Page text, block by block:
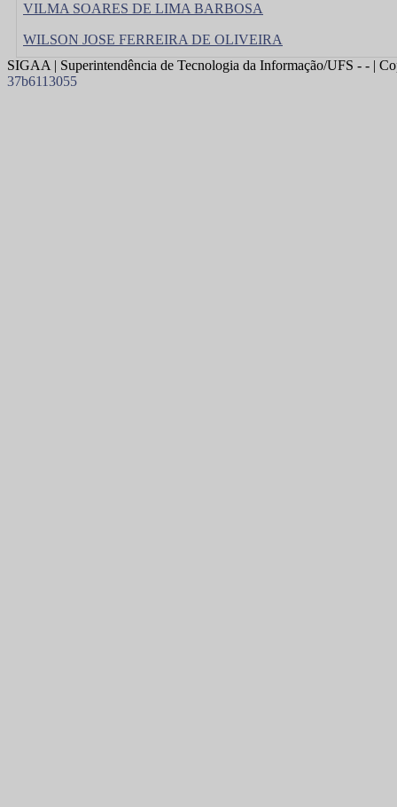
VILMA SOARES DE LIMA BARBOSA
WILSON JOSE FERREIRA DE OLIVEIRA
SIGAA | Superintendência de Tecnologia da Informação/UFS - - |
37b6113055